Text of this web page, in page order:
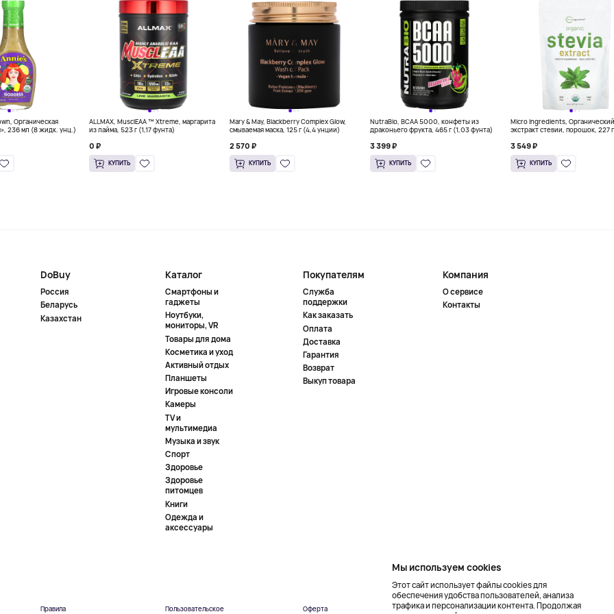
Органическая
236 мл (8 жидк. унц.)
ALLMAX, MusclEAA ™ Xtreme, маргарита
из лайма, 523 г (1,17 фунта)
0 ₽
КУПИТЬ
Mary & May, Blackberry Complex Glow,
смываемая маска, 125 г (4,4 унции)
2 570 ₽
КУПИТЬ
NutraBio, BCAA 5000, конфеты из
драконьего фрукта, 465 г (1,03 фунта)
3 399 ₽
КУПИТЬ
Micro Ingredients, Органический
экстракт стевии, порошок, 227
3 549 ₽
КУПИТЬ
DoBuy
Россия
Беларусь
Казахстан
Каталог
Смартфоны и
гаджеты
Ноутбуки,
мониторы, VR
Товары для дома
Косметика и уход
Активный отдых
Планшеты
Игровые консоли
Камеры
TV и
мультимедиа
Музыка и звук
Спорт
Здоровье
Здоровье
питомцев
Книги
Одежда и
аксессуары
Покупателям
Служба
поддержки
Как заказать
Оплата
Доставка
Гарантия
Возврат
Выкуп товара
Компания
О сервисе
Контакты
Правила
Пользовательское
Оферта
Создание сайта –
Мы используем cookies
Этот сайт использует файлы cookies для
обеспечения удобства пользователей, анализа
трафика и персонализации контента. Продолжая